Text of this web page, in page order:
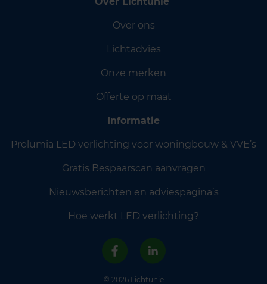
Over ons
Lichtadvies
Onze merken
Offerte op maat
Informatie
Prolumia LED verlichting voor woningbouw & VVE’s
Gratis Bespaarscan aanvragen
Nieuwsberichten en adviespagina’s
Hoe werkt LED verlichting?
© 2026 Lichtunie